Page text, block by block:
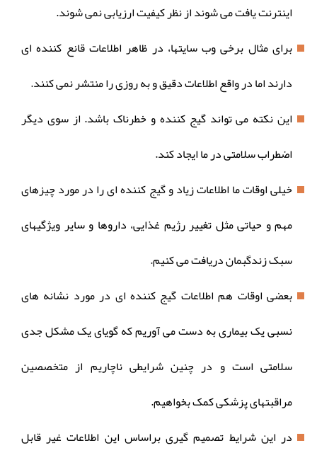
اینترنت یافت می شوند از نظر کیفیت ارزیابی نمی شوند.
برای مثال برخی وب سایتها، در ظاهر اطلاعات قانع کننده ای
دارند اما در واقع اطلاعات دقیق و به روزی را منتشر نمی کنند.
این نکته می تواند گیج کننده و خطرناک باشد. از سوی دیگر
اضطراب سلامتی در ما ایجاد کند.
خیلی اوقات ما اطلاعات زیاد و گیج کننده ای را در مورد چیزهای
مهم و حیاتی مثل تغییر رژیم غذایی، داروها و سایر ویژگیهای
سبک زندگبمان دریافت می کنیم.
بعضی اوقات هم اطلاعات گیج کننده ای در مورد نشانه های
نسبی یک بیماری به دست می آوریم که گویای یک مشکل جدی
سلامتی است و در چنین شرایطی ناچاریم از متخصصین
مراقبتهای پزشکی کمک بخواهیم.
در این شرایط تصمیم گیری براساس این اطلاعات غیر قابل